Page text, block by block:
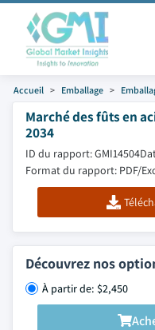
Accueil Emballage
Marché des fûts en
2034
ID du rapport: GMI14504
Format du rapport: PDF/
Découvrez nos
À partir de: $2,450